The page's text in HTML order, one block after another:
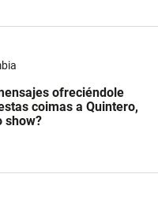
ofreciéndole
coimas a Quintero,
show?